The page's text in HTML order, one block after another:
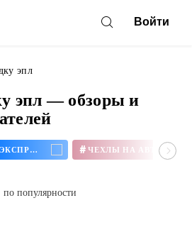
Войти
эпл
эпл — обзоры и
ЧЕХЛЫ НА АВТО АЛИЭКСПРЕСС #
по популярности